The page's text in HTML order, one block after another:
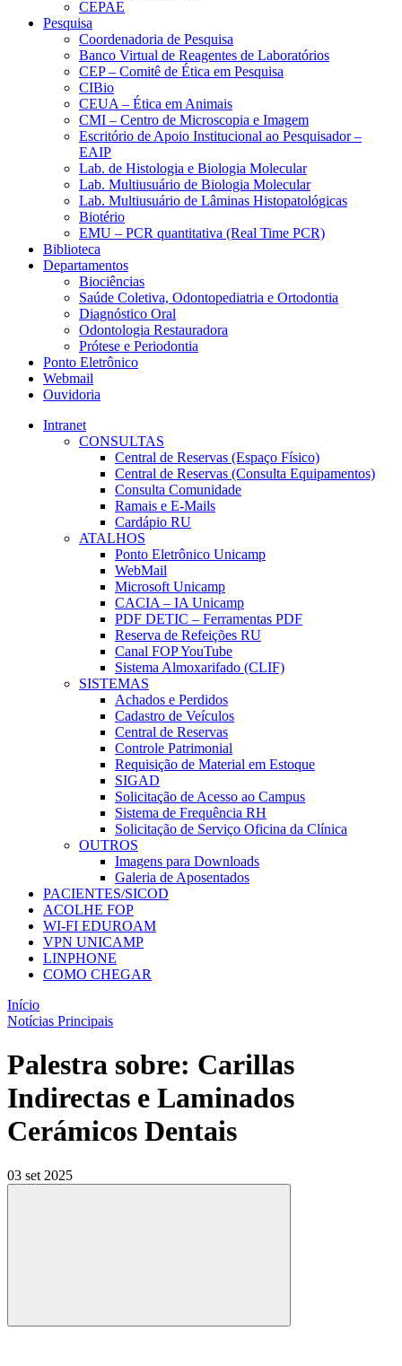
CEPAE
Pesquisa
Coordenadoria de Pesquisa
Banco Virtual de Reagentes de Laboratórios
CEP – Comitê de Ética em Pesquisa
CIBio
CEUA – Ética em Animais
CMI – Centro de Microscopia e Imagem
Escritório de Apoio Institucional ao Pesquisador –
EAIP
Lab. de Histologia e Biologia Molecular
Lab. Multiusuário de Biologia Molecular
Lab. Multiusuário de Lâminas Histopatológicas
Biotério
EMU – PCR quantitativa (Real Time PCR)
Biblioteca
Departamentos
Biociências
Saúde Coletiva, Odontopediatria e Ortodontia
Diagnóstico Oral
Odontologia Restauradora
Prótese e Periodontia
Ponto Eletrônico
Webmail
Ouvidoria
Intranet
CONSULTAS
Central de Reservas (Espaço Físico)
Central de Reservas (Consulta Equipamentos)
Consulta Comunidade
Ramais e E-Mails
Cardápio RU
ATALHOS
Ponto Eletrônico Unicamp
WebMail
Microsoft Unicamp
CACIA – IA Unicamp
PDF DETIC – Ferramentas PDF
Reserva de Refeições RU
Canal FOP YouTube
Sistema Almoxarifado (CLIF)
SISTEMAS
Achados e Perdidos
Cadastro de Veículos
Central de Reservas
Controle Patrimonial
Requisição de Material em Estoque
SIGAD
Solicitação de Acesso ao Campus
Sistema de Frequência RH
Solicitação de Serviço Oficina da Clínica
OUTROS
Imagens para Downloads
Galeria de Aposentados
PACIENTES/SICOD
ACOLHE FOP
WI-FI EDUROAM
VPN UNICAMP
LINPHONE
COMO CHEGAR
Início
Notícias Principais
Palestra sobre: Carillas
Indirectas e Laminados
Cerámicos Dentais
03 set 2025
Compartilhar